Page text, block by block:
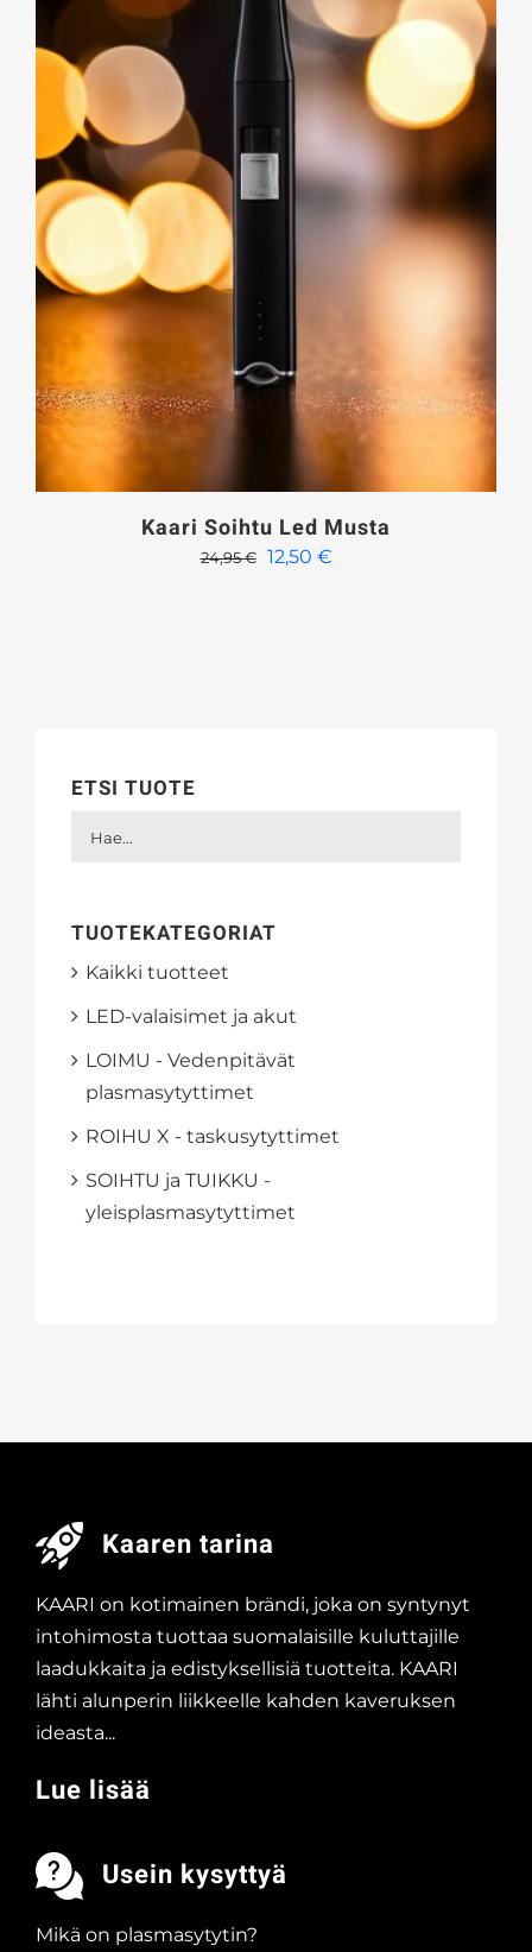
Kaari Soihtu Led Musta
24,95€ Alkuperäinen
12,50 €Nykyinen
ETSI TUOTE
TUOTEKATEGORIAT
Kaikki tuotteet
LED-valaisimet ja akut
LOIMU - Vedenpitävät
plasmasytyttimet
ROIHU X - taskusytyttimet
SOIHTU ja TUIKKU -
yleisplasmasytyttimet
Kaaren tarina
KAARI on kotimainen brändi, joka on syntynyt
intohimosta tuottaa suomalaisille kuluttajille
laadukkaita ja edistyksellisiä tuotteita. KAARI
lähti alunperin liikkeelle kahden kaveruksen
ideasta...
Lue lisää
Usein kysyttyä
Mikä on plasmasytytin?